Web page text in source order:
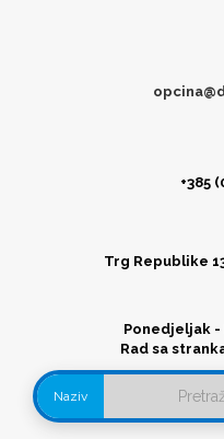
+385
Trg Republike
Ponedjeljak -
Rad sa
Naziv